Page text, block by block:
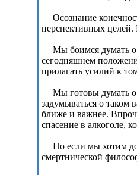
Осознание
перспективных
Мы боимся думать о
сегодняшнем
прилагать усилий к
Мы готовы думать о
задумываться о таком
ближе и важнее.
спасение в алкоголе,
Но если мы хотим
смертнической